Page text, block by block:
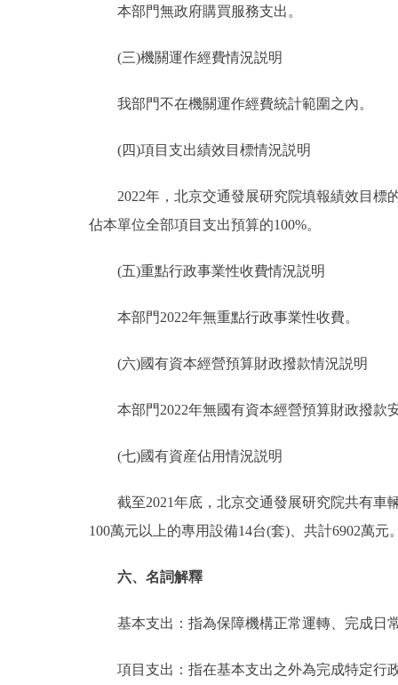
本部門無政府購買服務支出。
(三)機關運作經費情況説明
我部門不在機關運作經費統計範圍之內。
(四)項目支出績效目標情況説明
2022年，北京交通發展研究院填報績效目標的
佔本單位全部項目支出預算的100%。
(五)重點行政事業性收費情況説明
本部門2022年無重點行政事業性收費。
(六)國有資本經營預算財政撥款情況説明
本部門2022年無國有資本經營預算財政撥款
(七)國有資産佔用情況説明
截至2021年底，北京交通發展研究院共有車輛
100萬元以上的專用設備14台(套)、共計6902萬元
六、名詞解釋
基本支出：指為保障機構正常運轉、完成日
項目支出：指在基本支出之外為完成特定行